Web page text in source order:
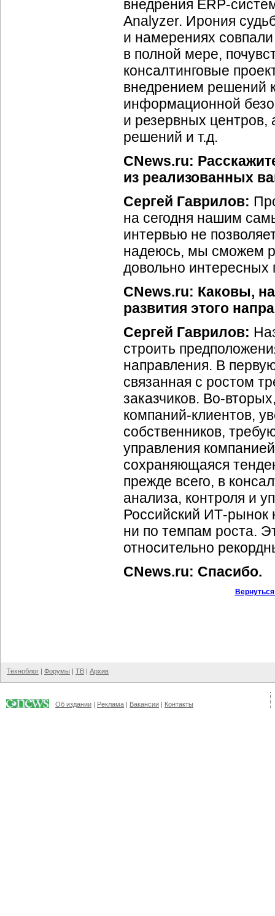
внедрения ERP-
Analyzer. Ирония
и намерениях
в полной мере,
консалтинговые
внедрением решений
информационной
и резервных
решений и т.д.
CNews.ru:
из реализованных
Сергей Гаврилов:
на сегодня нашим
интервью не
надеюсь, мы сможем
довольно интересных
CNews.ru: Каковы,
развития этого
Сергей Гаврилов:
строить
направления. В
связанная с ростом
заказчиков. Во-
компаний-клиентов,
собственников,
управления
сохраняющаяся
прежде всего, в
анализа, контроля и
Российский ИТ-рынок
ни по темпам роста.
относительно
CNews.ru: Спасибо.
Техноблог | Форумы | ТВ | Архив
Об издании | Реклама | Вакансии | Контакты